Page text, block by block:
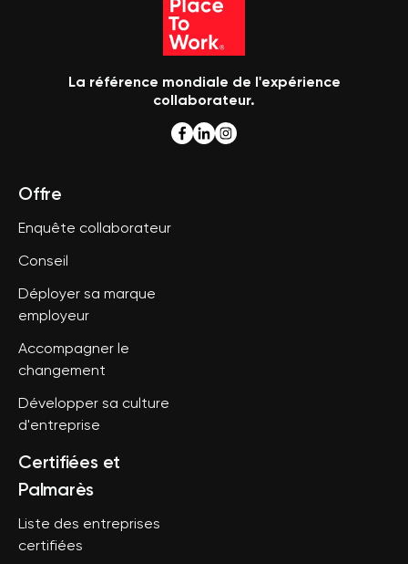
La référence mondiale de l'expérience
collaborateur.
Offre
Enquête collaborateur
Conseil
Déployer sa marque
employeur
Accompagner le
changement
Développer sa culture
d'entreprise
Certifiées et
Palmarès
Liste des entreprises
certifiées